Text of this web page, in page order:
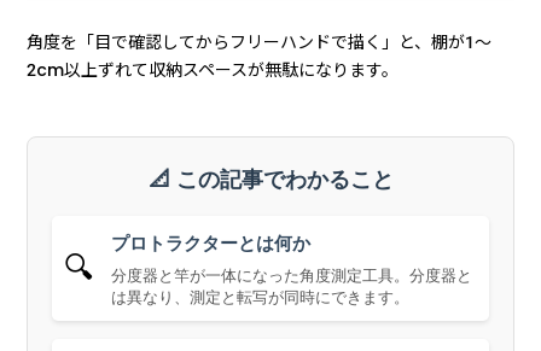
角度を「目で確認してからフリーハンドで描く」と、棚が1〜
2cm以上ずれて収納スペースが無駄になります。
📐 この記事でわかること
🔍
プロトラクターとは何か
分度器と竿が一体になった角度測定工具。分度器と
は異なり、測定と転写が同時にできます。